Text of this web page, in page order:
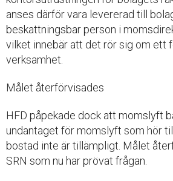
anses därför vara levererad till
beskattningsbar person i
vilket innebär att det rör sig om ett
verksamhet.
Målet återförvisades
HFD påpekade dock att momslyft
undantaget för momslyft som hör
bostad inte är tillämpligt. Målet
SRN som nu har prövat frågan.